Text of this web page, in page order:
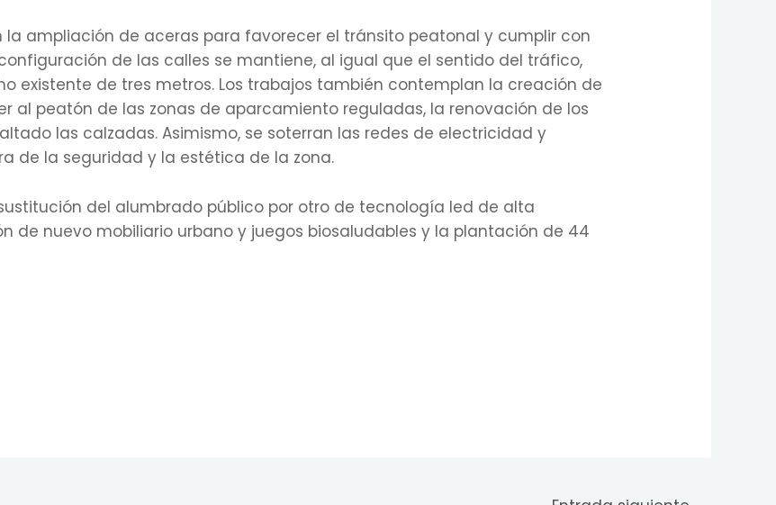
la ampliación de aceras para favorecer el tránsito peatonal y cumplir con
de las calles se mantiene, al igual que el sentido del tráfico,
existente de tres metros. Los trabajos también contemplan la creación de
al peatón de las zonas de aparcamiento reguladas, la renovación de los
las calzadas. Asimismo, se soterran las redes de electricidad y
de la seguridad y la estética de la zona.
del alumbrado público por otro de tecnología led de alta
de nuevo mobiliario urbano y juegos biosaludables y la plantación de 44